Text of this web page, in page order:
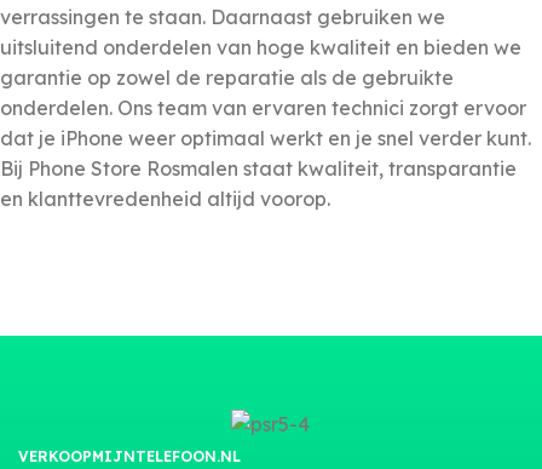
verrassingen te staan. Daarnaast gebruiken we
uitsluitend onderdelen van hoge kwaliteit en bieden we
garantie op zowel de reparatie als de gebruikte
onderdelen. Ons team van ervaren technici zorgt ervoor
dat je iPhone weer optimaal werkt en je snel verder kunt.
Bij Phone Store Rosmalen staat kwaliteit, transparantie
en klanttevredenheid altijd voorop.
VERKOOPMIJNTELEFOON.NL